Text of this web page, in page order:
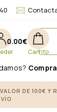
0.00€
DE 100€ Y